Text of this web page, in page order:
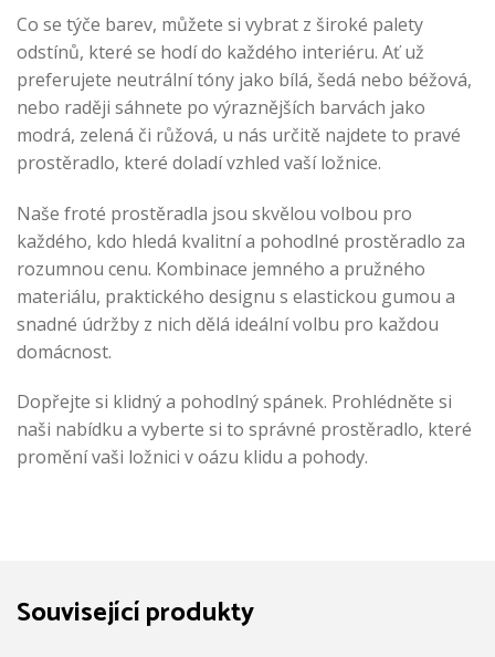
Co se týče barev, můžete si vybrat z široké palety
odstínů, které se hodí do každého interiéru. Ať už
preferujete neutrální tóny jako bílá, šedá nebo béžová,
nebo raději sáhnete po výraznějších barvách jako
modrá, zelená či růžová, u nás určitě najdete to pravé
prostěradlo, které doladí vzhled vaší ložnice.
Naše froté prostěradla jsou skvělou volbou pro
každého, kdo hledá kvalitní a pohodlné prostěradlo za
rozumnou cenu. Kombinace jemného a pružného
materiálu, praktického designu s elastickou gumou a
snadné údržby z nich dělá ideální volbu pro každou
domácnost.
Dopřejte si klidný a pohodlný spánek. Prohlédněte si
naši nabídku a vyberte si to správné prostěradlo, které
promění vaši ložnici v oázu klidu a pohody.
Související produkty